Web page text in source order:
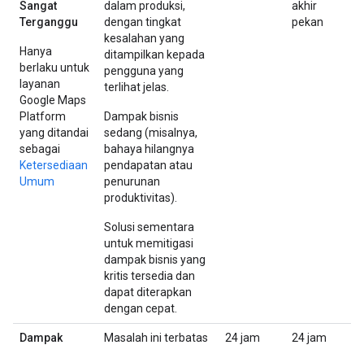
Sangat
Terganggu
Hanya
berlaku untuk
layanan
Google Maps
Platform
yang ditandai
sebagai
Ketersediaan
Umum
dalam produksi,
dengan tingkat
kesalahan yang
ditampilkan kepada
pengguna yang
terlihat jelas.
Dampak bisnis
sedang (misalnya,
bahaya hilangnya
pendapatan atau
penurunan
produktivitas).
Solusi sementara
untuk memitigasi
dampak bisnis yang
kritis tersedia dan
dapat diterapkan
dengan cepat.
akhir
pekan
Dampak
Masalah ini terbatas
24 jam
24 jam